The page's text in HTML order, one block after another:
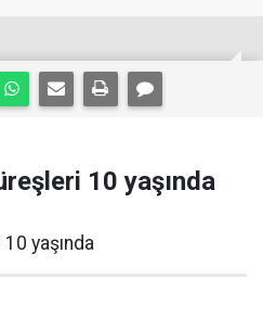
10 yaşında
yaşında